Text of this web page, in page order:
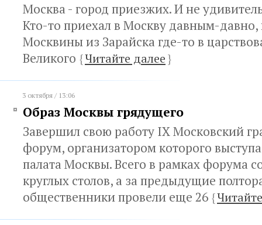
Москва - город приезжих. И не
Кто-то приехал в Москву давным-давно,
Москвины из Зарайска где-то в
Великого {Читайте далее}
3 октября / 13:06
Образ Москвы грядущего
Завершил свою работу IX Московский
форум, организатором которого
палата Москвы. Всего в рамках форума
круглых столов, а за предыдущие
общественники провели еще 26 {